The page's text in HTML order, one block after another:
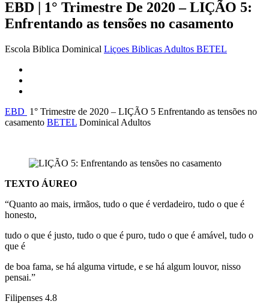
EBD | 1° Trimestre De 2020 – LIÇÃO 5:
Enfrentando as tensões no casamento
Escola Biblica Dominical Liçoes Biblicas Adultos BETEL
EBD 1° Trimestre de 2020 – LIÇÃO 5 Enfrentando as tensões no
casamento BETEL Dominical Adultos
TEXTO ÁUREO
“Quanto ao mais, irmãos, tudo o que é verdadeiro, tudo o que é
honesto,
tudo o que é justo, tudo o que é puro, tudo o que é amável, tudo o
que é
de boa fama, se há alguma virtude, e se há algum louvor, nisso
pensai.”
Filipenses 4.8